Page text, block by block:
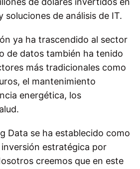
soluciones de análisis de IT.
ya ha trascendido al sector
de datos también ha tenido
más tradicionales como
el mantenimiento
energética, los
Data se ha establecido como
estratégica por
creemos que en este